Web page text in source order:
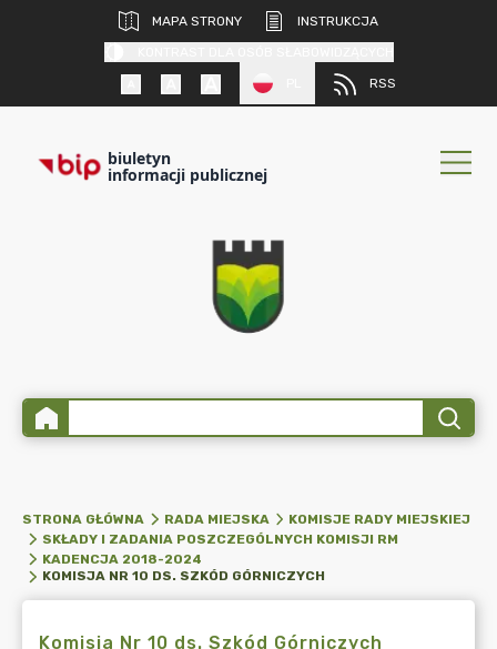
MAPA STRONY
INSTRUKCJA
RSS
biuletyn
informacji publicznej
STRONA GŁÓWNA RADA MIEJSKA
KOMISJE RADY MIEJSKIEJ
SKŁADY I ZADANIA POSZCZEGÓLNYCH KOMISJI RM
KADENCJA 2018-2024
KOMISJA NR 10 DS. SZKÓD GÓRNICZYCH
Komisja Nr 10 ds. Szkód Górniczych